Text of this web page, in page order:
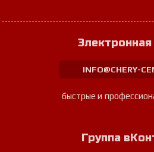
INFO@CHERY-
быстрые и
Группа